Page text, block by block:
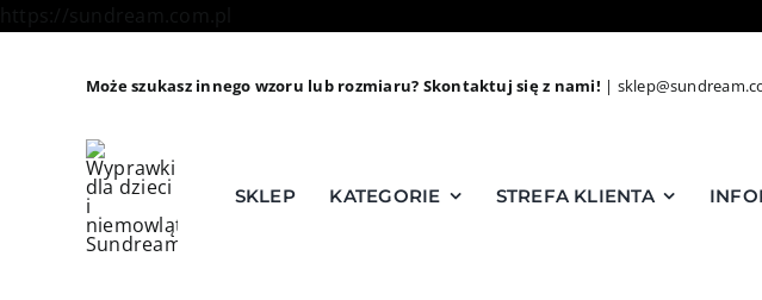
content
Może szukasz innego wzoru lub rozmiaru? Skontaktuj się z nami! |
SKLEP KATEGORIE STREFA KLIENTA